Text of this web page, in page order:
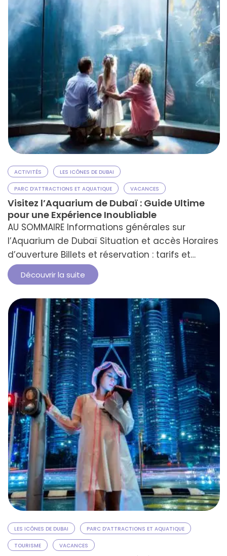
ACTIVITÉS LES ICÔNES DE DUBAI
PARC D’ATTRACTIONS ET AQUATIQUE VACANCES
Visitez l’Aquarium de Dubaï : Guide Ultime
pour une Expérience Inoubliable
AU SOMMAIRE Informations générales sur
l’Aquarium de Dubaï Situation et accès Horaires
d’ouverture Billets et réservation : tarifs et
astuces Informations pratiques et
supplémentaires FAQ L'Aquarium de Dubaï offre
une aventure fascinante à travers la vie
marine. Situé au cœur du Dubai Mall, il combine
divertissement et découverte pour émerveiller
les visiteurs de tous âges. …
Découvrir la suite
LES ICÔNES DE DUBAI PARC D’ATTRACTIONS ET AQUATIQUE
TOURISME VACANCES